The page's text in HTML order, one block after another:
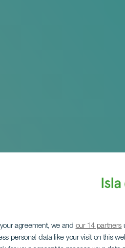
agreement, we and our 14 partners
personal data like your visit on this